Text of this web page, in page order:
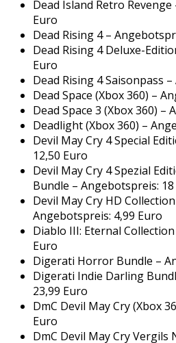
Dead Island Retro
Euro
Dead Rising 4 –
Dead Rising 4 Deluxe-
Euro
Dead Rising 4 Saisonpass
Dead Space (Xbox 360) –
Dead Space 3 (Xbox 360) –
Deadlight (Xbox 360) –
Devil May Cry 4 Special
12,50 Euro
Devil May Cry 4 Spezial
Bundle – Angebotspreis:
Devil May Cry HD
Angebotspreis: 4,99 Euro
Diablo III: Eternal
Euro
Digerati Horror Bundle –
Digerati Indie Darling
23,99 Euro
DmC Devil May Cry (Xbox
Euro
DmC Devil May Cry Vergils